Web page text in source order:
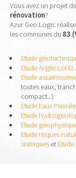
Vous avez un projet de
rénovation?
Azur Geo Logic
les communes du 83
Etude
Etude Argile Loi
Etude
toutes eaux,
compact...)
Etude Eaux
Etude
Etude
Etude risques
sismiqueset